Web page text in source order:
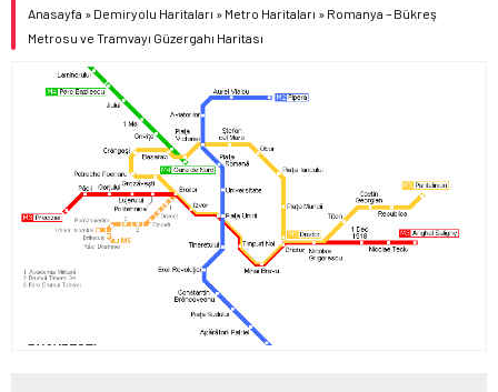
Anasayfa » Demiryolu Haritaları » Metro Haritaları » Romanya – Bükreş
Metrosu ve Tramvayı Güzergahı Haritası